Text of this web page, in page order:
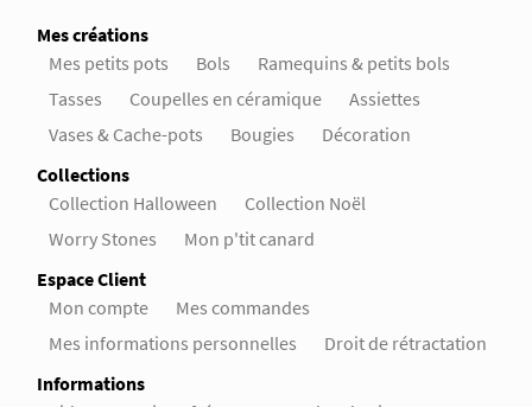
Mes créations
Mes petits pots
Bols
Ramequins & petits bols
Tasses
Coupelles en céramique
Assiettes
Vases & Cache-pots
Bougies
Décoration
Collections
Collection Halloween
Collection Noël
Worry Stones
Mon p'tit canard
Espace Client
Mon compte
Mes commandes
Mes informations personnelles
Droit de rétractation
Informations